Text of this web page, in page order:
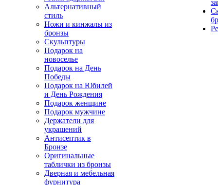
Альтернативный
стиль
Ножи и кинжалы из
бронзы
Скульптуры
Подарок на
новоселье
Подарок на День
Победы
Подарок на Юбилей
и День Рождения
Подарок женщине
Подарок мужчине
Держатели для
украшений
Антисептик в
Бронзе
Оригинальные
таблички из бронзы
Дверная и мебельная
фурнитура